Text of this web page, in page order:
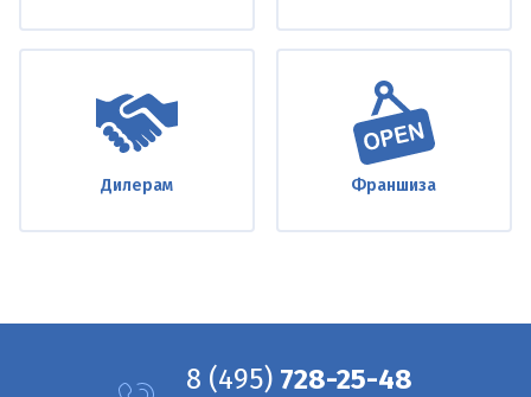
Дилерам Франшиза
8 (495) 728-25-48